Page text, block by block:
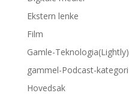
Ekstern lenke
Film
Gamle-Teknologia(Lightly)
gammel-Podcast-kategori
Hovedsak